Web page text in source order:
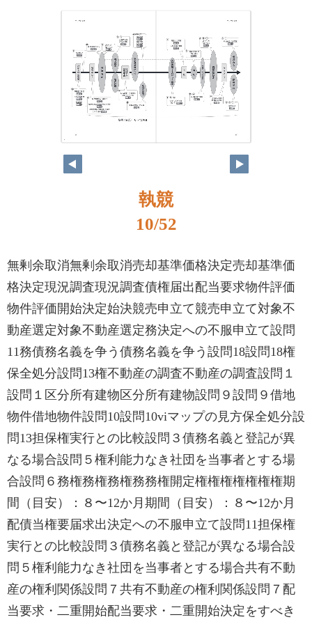
10
執競
10/52
無剰余取消無剰余取消売却基準価格決定売却基準価
格決定現況調査現況調査債権届出配当要求物件評価
物件評価開始決定始決競売申立て競売申立て対象不
動産選定対象不動産選定務決定への不服申立て設問
11務債務名義を争う債務名義を争う設問18設問18権
保全処分設問13権不動産の調査不動産の調査設問１
設問１区分所有建物区分所有建物設問９設問９借地
物件借地物件設問10設問10viマップの見方保全処分設
問13担保権実行との比較設問３債務名義と登記が異
なる場合設問５権利能力なき社団を当事者とする場
合設問６務権務権務権務務権開定権権権権権権権期
間（目安）：８〜12か月期間（目安）：８〜12か月
配債当権要届求出決定への不服申立て設問11担保権
実行との比較設問３債務名義と登記が異なる場合設
問５権利能力なき社団を当事者とする場合共有不動
産の権利関係設問７共有不動産の権利関係設問７配
当要求・二重開始配当要求・二重開始決定をすべき